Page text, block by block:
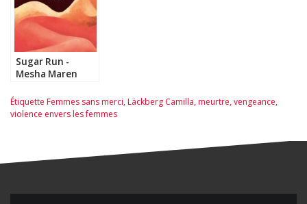
Sugar Run -
Mesha Maren
Étiquette Femmes sans merci,Läckberg Camilla,meurtre,vengeance,
violence envers les femmes